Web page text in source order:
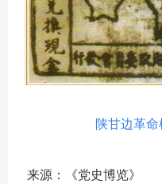
陕甘边革
来源：《党史博览》